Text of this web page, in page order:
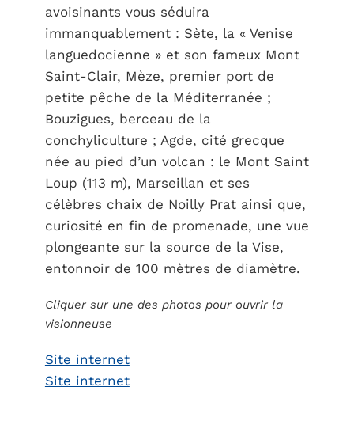
avoisinants vous séduira
immanquablement : Sète, la « Venise
languedocienne » et son fameux Mont
Saint-Clair, Mèze, premier port de
petite pêche de la Méditerranée ;
Bouzigues, berceau de la
conchyliculture ; Agde, cité grecque
née au pied d’un volcan : le Mont Saint
Loup (113 m), Marseillan et ses
célèbres chaix de Noilly Prat ainsi que,
curiosité en fin de promenade, une vue
plongeante sur la source de la Vise,
entonnoir de 100 mètres de diamètre.
Cliquer sur une des photos pour ouvrir la
visionneuse
Site internet
Site internet